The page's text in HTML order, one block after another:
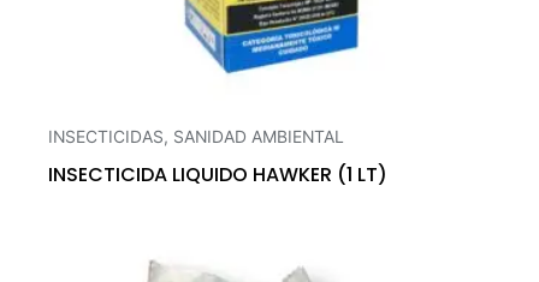
INSECTICIDAS, SANIDAD AMBIENTAL
INSECTICIDA LIQUIDO HAWKER (1 LT)